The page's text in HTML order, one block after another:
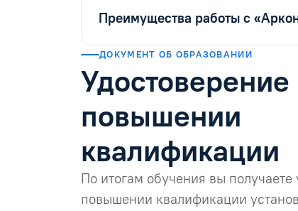
Преимущества работы с
ДОКУМЕНТ ОБ ОБРАЗОВАНИИ
Удостоверение
повышении
квалификации
По итогам обучения вы получаете
повышении квалификации